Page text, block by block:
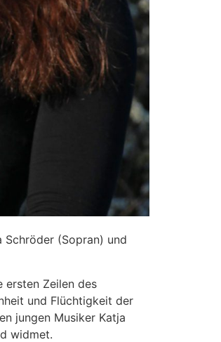
(Sopran) und
ersten Zeilen des
und Flüchtigkeit der
jungen Musiker Katja
widmet.